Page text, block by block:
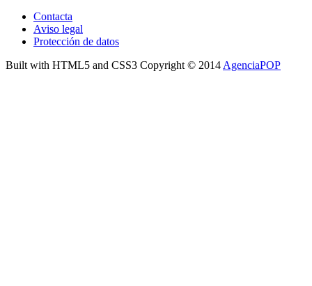
Contacta
Aviso legal
Protección de datos
Built with HTML5 and CSS3 Copyright © 2014 AgenciaPOP